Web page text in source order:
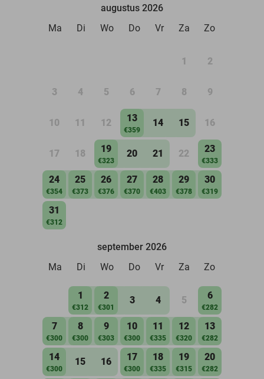
augustus 2026
Ma
Di Wo Do Vr Za Zo
1 2
3 4 5 6 7 8 9
10 11 12 13
€359
14 15 16
17 18 19
€323
20 21 22 23
€333
24
€354
25
€373
26
€376
27
€370
28
€403
29
€378
30
€319
31
€312
september 2026
Ma
Di Wo Do Vr Za Zo
1
€312
2
€301
3 4 5 6
€282
7
€300
8
€300
9
€303
10
€300
11
€335
12
€320
13
€282
14
€300
15 16 17
€300
18
€335
19
€315
20
€282